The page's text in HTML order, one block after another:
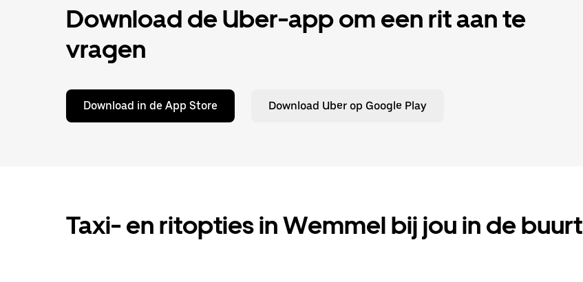
Download de Uber-app om een rit aan te
vragen
Download in de App Store Download Uber op Google Play
Taxi- en ritopties in Wemmel bij jou in de buurt